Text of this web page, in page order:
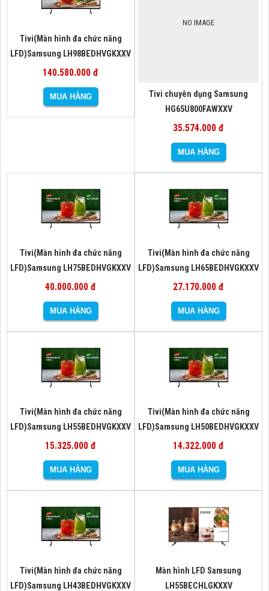
Tivi(Màn hình đa chức năng
LFD)Samsung LH98BEDHVGKXXV
140.580.000 đ
NO IMAGE
Tivi chuyên dụng Samsung
HG65U800FAWXXV
35.574.000 đ
Tivi(Màn hình đa chức năng
LFD)Samsung LH75BEDHVGKXXV
40.000.000 đ
Tivi(Màn hình đa chức năng
LFD)Samsung LH65BEDHVGKXXV
27.170.000 đ
Tivi(Màn hình đa chức năng
LFD)Samsung LH55BEDHVGKXXV
15.325.000 đ
Tivi(Màn hình đa chức năng
LFD)Samsung LH50BEDHVGKXXV
14.322.000 đ
Tivi(Màn hình đa chức năng
LFD)Samsung LH43BEDHVGKXXV
Màn hình LFD Samsung
LH55BECHLGKXXV